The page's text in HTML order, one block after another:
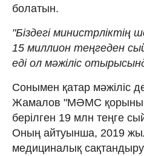
болатын.
"Біздегі министрліктің
15 миллион теңгеден
еді ол мәжіліс
Сонымен қатар мәжіліс
Жамалов "МӘМС
берілген 19 млн теңге
Оның айтуынша, 2019
медициналық